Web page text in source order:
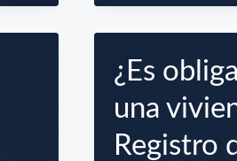
¿Es
una
Registro